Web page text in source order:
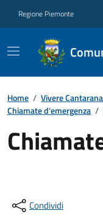
Regione Piemonte
Home / Vivere Cantarana
Chiamate d'emergenza /
Condividi